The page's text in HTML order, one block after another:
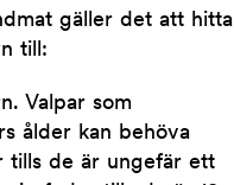
gäller det att hitta
till:
Valpar som
ålder kan behöva
tills de är ungefär ett